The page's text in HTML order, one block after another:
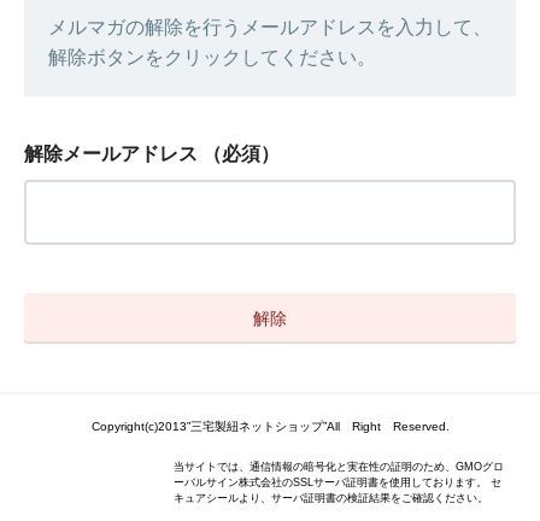
メルマガの解除を行うメールアドレスを入力して、
解除ボタンをクリックしてください。
解除メールアドレス （必須）
Copyright(c)2013”三宅製紐ネットショップ”All Right Reserved.
当サイトでは、通信情報の暗号化と実在性の証明のため、GMOグロ
ーバルサイン株式会社のSSLサーバ証明書を使用しております。 セ
キュアシールより、サーバ証明書の検証結果をご確認ください。